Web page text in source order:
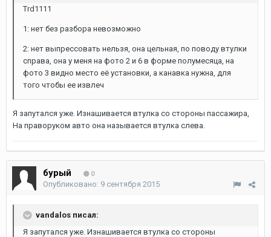
Trd1111
1: нет без разбора невозможно
2: нет выпрессовать нельзя, она цельная, по поводу втулки
справа, она у меня на фото 2 и 6 в форме полумесяца, на
фото 3 видно место её установки, а канавка нужна, для
того чтобы ее извлеч
Я запутался уже. Изнашивается втулка со стороны пассажира,
На праворуком авто она называется втулка слева.
бурый 0
Опубликовано: 9 сентября 2015
vandalos писал:
Я запутался уже. Изнашивается втулка со стороны